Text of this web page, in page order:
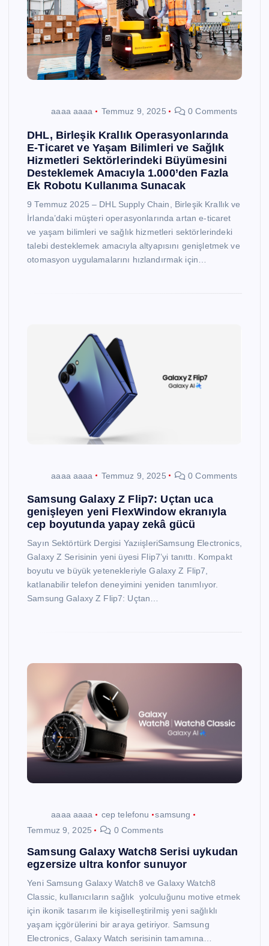
aaaa aaaa Temmuz 9, 2025 0 Comments
DHL, Birleşik Krallık Operasyonlarında
E-Ticaret ve Yaşam Bilimleri ve Sağlık
Hizmetleri Sektörlerindeki Büyümesini
Desteklemek Amacıyla 1.000’den Fazla
Ek Robotu Kullanıma Sunacak
9 Temmuz 2025 – DHL Supply Chain, Birleşik Krallık ve
İrlanda’daki müşteri operasyonlarında artan e-ticaret
ve yaşam bilimleri ve sağlık hizmetleri sektörlerindeki
talebi desteklemek amacıyla altyapısını genişletmek ve
otomasyon uygulamalarını hızlandırmak için…
aaaa aaaa Temmuz 9, 2025 0 Comments
Samsung Galaxy Z Flip7: Uçtan uca
genişleyen yeni FlexWindow ekranıyla
cep boyutunda yapay zekâ gücü
Sayın Sektörtürk Dergisi YazıişleriSamsung Electronics,
Galaxy Z Serisinin yeni üyesi Flip7’yi tanıttı. Kompakt
boyutu ve büyük yetenekleriyle Galaxy Z Flip7,
katlanabilir telefon deneyimini yeniden tanımlıyor.
Samsung Galaxy Z Flip7: Uçtan…
aaaa aaaa cep telefonu
samsung
Temmuz 9, 2025
0 Comments
Samsung Galaxy Watch8 Serisi uykudan
egzersize ultra konfor sunuyor
Yeni Samsung Galaxy Watch8 ve Galaxy Watch8
Classic, kullanıcıların sağlık yolculuğunu motive etmek
için ikonik tasarım ile kişiselleştirilmiş yeni sağlıklı
yaşam içgörülerini bir araya getiriyor. Samsung
Electronics, Galaxy Watch serisinin tamamına…